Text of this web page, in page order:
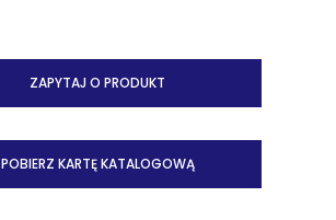
ZAPYTAJ O PRODUKT
POBIERZ KARTĘ KATALOGOWĄ